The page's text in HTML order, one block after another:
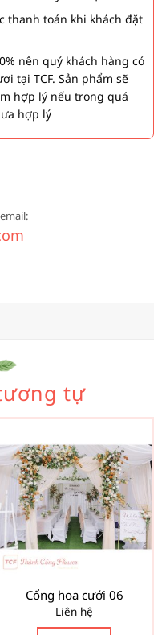
thanh toán khi khách đặt
nên quý khách hàng có
tại TCF. Sản phẩm sẽ
hợp lý nếu trong quá
hợp lý
tự
Cổng hoa cưới 06
Liên hệ